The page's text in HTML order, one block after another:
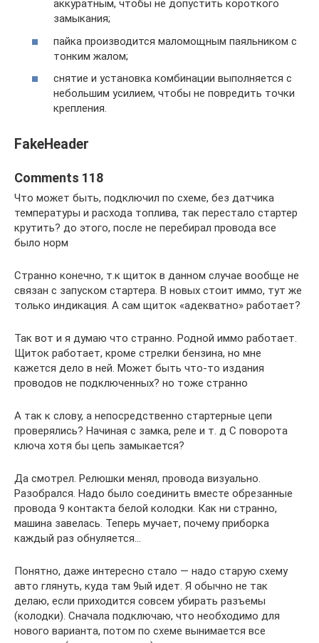
аккуратным, чтобы не допустить короткого
замыкания;
пайка производится маломощным паяльником с
тонким жалом;
снятие и установка комбинации выполняется с
небольшим усилием, чтобы не повредить точки
крепления.
FakeHeader
Comments 118
Что может быть, подключил по схеме, без датчика
температуры и расхода топлива, так перестало стартер
крутить? до этого, после не перебирал провода все
было норм
Странно конечно, т.к щиток в данном случае вообще не
связан с запуском стартера. В новых стоит иммо, тут же
только индикация. А сам щиток «адекватно» работает?
Так вот и я думаю что странно. Родной иммо работает.
Щиток работает, кроме стрелки бензина, но мне
кажется дело в ней. Может быть что-то издания
проводов не подключенных? но тоже странно
А так к слову, а непосредственно стартерные цепи
проверялись? Начиная с замка, реле и т. д С поворота
ключа хотя бы цепь замыкается?
Да смотрел. Релюшки менял, провода визуально.
Разобрался. Надо было соединить вместе обрезанные
провода 9 контакта белой колодки. Как ни странно,
машина завелась. Теперь мучает, почему приборка
каждый раз обнуляется…
Понятно, даже интересно стало — надо старую схему
авто глянуть, куда там 9ый идет. Я обычно не так
делаю, если приходится совсем убирать разъемы
(колодки). Сначала подключаю, что необходимо для
нового варианта, потом по схеме вынимается все